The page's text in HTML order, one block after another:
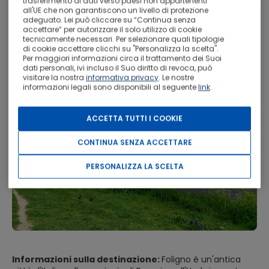
07
set 3.Foligno Soggiorno da
Informazioni sulla destinazione:Foligno è un'antica
all'UE che non garantiscono un livello di protezione
adeguato. Lei può cliccare su “Continua senza
accettare” per autorizzare il solo utilizzo di cookie
tecnicamente necessari. Per selezionare quali tipologie
di cookie accettare clicchi su "Personalizza la scelta".
Per maggiori informazioni circa il trattamento dei Suoi
dati personali, ivi incluso il Suo diritto di revoca, può
visitare la nostra informativa privacy. Le nostre
informazioni legali sono disponibili al seguentelink.
ACCETTA TUTTI I COOKIE
CONTINUA SENZA ACCETTARE
PERSONALIZZA LA SCELTA